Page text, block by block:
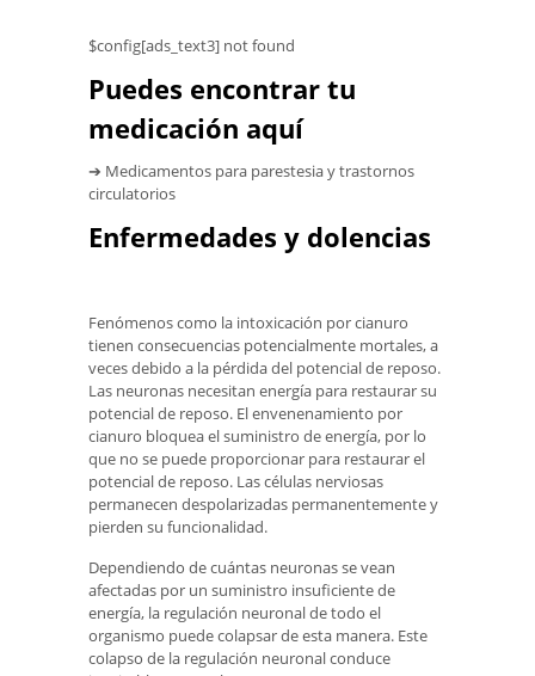
$config[ads_text3] not found
Puedes encontrar tu
medicación aquí
➔ Medicamentos para parestesia y trastornos
circulatorios
Enfermedades y dolencias
Fenómenos como la intoxicación por cianuro
tienen consecuencias potencialmente mortales, a
veces debido a la pérdida del potencial de reposo.
Las neuronas necesitan energía para restaurar su
potencial de reposo. El envenenamiento por
cianuro bloquea el suministro de energía, por lo
que no se puede proporcionar para restaurar el
potencial de reposo. Las células nerviosas
permanecen despolarizadas permanentemente y
pierden su funcionalidad.
Dependiendo de cuántas neuronas se vean
afectadas por un suministro insuficiente de
energía, la regulación neuronal de todo el
organismo puede colapsar de esta manera. Este
colapso de la regulación neuronal conduce